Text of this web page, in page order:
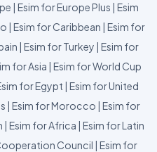
| Esim for Europe Plus | Esim
| Esim for Caribbean | Esim for
| Esim for Turkey | Esim for
for Asia | Esim for World Cup
for Egypt | Esim for United
| Esim for Morocco | Esim for
| Esim for Africa | Esim for Latin
Council | Esim for